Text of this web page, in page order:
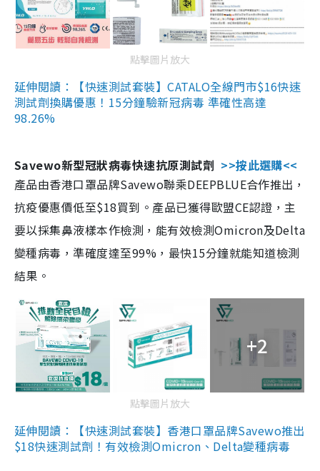
點擊圖片放大
延伸閱讀：【快速測試套裝】CATALO全線門市$16快速
測試劑換購優惠！15分鐘驗新冠病毒 準確性高達
98.26%
Savewo新型冠狀病毒快速抗原測試劑 >>按此選購<<
產品由香港口罩品牌Savewo聯乘DEEPBLUE合作推出，
抗疫優惠價低至$18買到。產品已獲得歐盟CE認證，主
要以採集鼻液樣本作檢測，能有效檢測Omicron及Delta
變種病毒，準確度達至99%，最快15分鐘就能知道檢測
結果。
+2
點擊圖片放大
延伸閱讀：【快速測試套裝】香港口罩品牌Savewo推出
$18快速測試劑！有效檢測Omicron、Delta變種病毒